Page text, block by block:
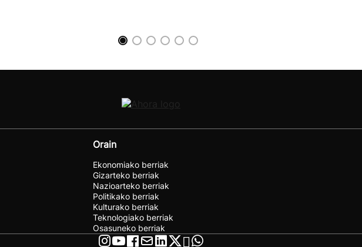
Orain
Ekonomiako berriak
Gizarteko berriak
Nazioarteko berriak
Politikako berriak
Kulturako berriak
Teknologiako berriak
Osasuneko berriak